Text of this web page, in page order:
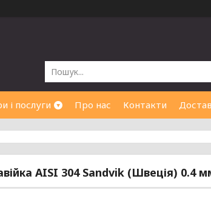
і послуги Про нас Контакти
AISI 304 Sandvik (Швеція) 0.4